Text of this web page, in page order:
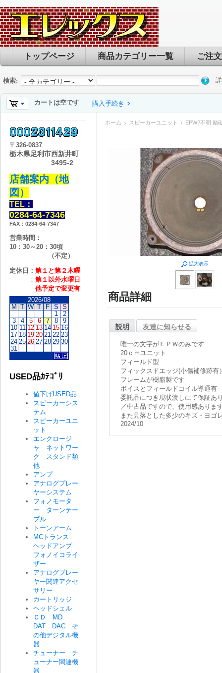
トップページ 商品カテゴリー一覧 ご注
検索:
カートは空です 購入手続き
ホーム スピーカーユニット EPW?不明 励
拡大表示
商品詳細
説明 友達に知らせる
唯一の文字がＥＰＷのみです
20ｃｍユニット
フィールド型
フィックスドエッジ(小傷補修跡有
フレームが樹脂製です
ボイスとフィールドコイル導通有
委託品につき現状渡しにて保証あ
／中古品ですので、使用感ありま
また見落とした多少のキズ・ヨゴ
2024/10
〒 326-0837
栃木県足利市西新井町
3495-2
店舗案内（地
図）
TEL：
0284-64-7346
FAX：0284-64-7347
営業時間：
10：30～20：30頃
（不定）
定休日： 第１と第２木曜
： 第１以外水曜日
他予定で変更有
2026/08
M T W T F S S
1
2
3
4 5 6 7 8
9
10 11 12 13 14 15 16
17 18 19 20 21 22 23
24 25 26 27 28 29 30
31
USED品ｶﾃｺﾞﾘ
値下げUSED品
スピーカーシス
テム
スピーカーユニ
ット
エンクロージ
ャ ネットワー
ク スタンド類
他
アンプ
アナログプレー
ヤーシステム
フォノモータ
ー ターンテー
ブル
トーンアーム
MCトランス
ヘッドアンプ
フォノイコライ
ザー
アナログプレー
ヤー関連アクセ
サリー
カートリッジ
ヘッドシェル
ＣＤ MD
DAT DAC そ
の他デジタル機
器
チューナー チ
ューナー関連機
器